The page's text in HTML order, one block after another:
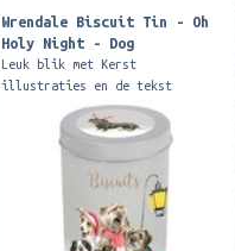
Wrendale Biscuit Tin - Oh
Holy Night - Dog
Leuk blik met Kerst
illustraties en de tekst
'biscuits'. Merk: Wrendale
Designs Formaat: ca.15 x 8 cm.